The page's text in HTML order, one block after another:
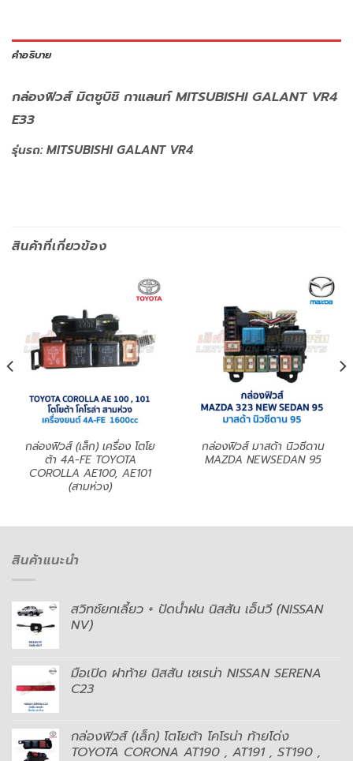
คำอธิบาย
กล่องฟิวส์ มิตซูบิชิ กาแลนท์ MITSUBISHI GALANT VR4
E33
รุ่นรถ: MITSUBISHI GALANT VR4
สินค้าที่เกี่ยวข้อง
กล่องฟิวส์ (เล็ก) เครื่อง โตโย
ต้า 4A-FE TOYOTA
COROLLA AE100, AE101
(สามห่วง)
กล่องฟิวส์ มาสด้า นิวซีดาน
MAZDA NEWSEDAN 95
สินค้าแนะนำ
สวิทช์ยกเลี้ยว + ปัดน้ำฝน นิสสัน เอ็นวี (NISSAN
NV)
มือเปิด ฝาท้าย นิสสัน เซเรน่า NISSAN SERENA
C23
กล่องฟิวส์ (เล็ก) โตโยต้า โคโรน่า ท้ายโด่ง
TOYOTA CORONA AT190 , AT191 , ST190 ,